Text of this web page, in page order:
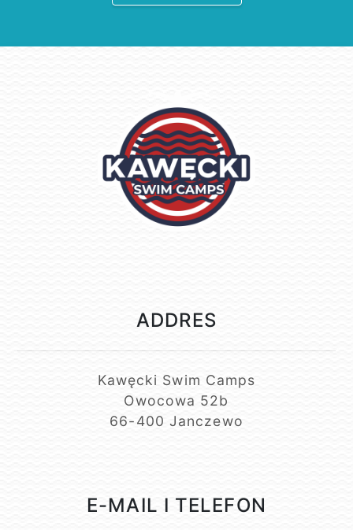
ADDRES
Kawęcki Swim Camps
Owocowa 52b
66-400 Janczewo
E-MAIL I TELEFON